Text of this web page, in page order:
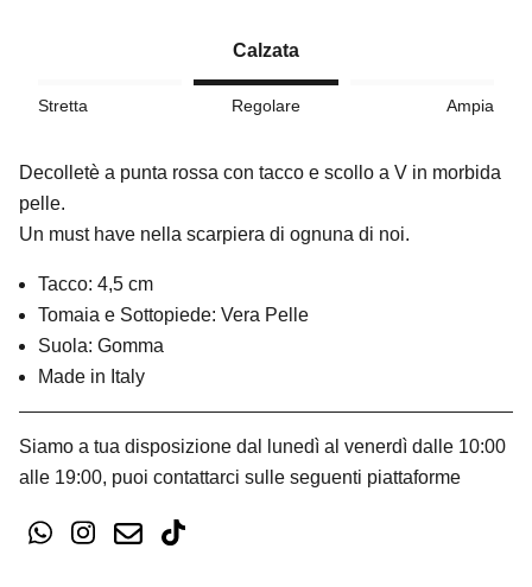
Calzata
Stretta Regolare Ampia
Decolletè a punta rossa con tacco e scollo a V in morbida
pelle.
Un must have nella scarpiera di ognuna di noi.
Tacco: 4,5 cm
Tomaia e Sottopiede: Vera Pelle
Suola: Gomma
Made in Italy
Siamo a tua disposizione dal lunedì al venerdì dalle 10:00
alle 19:00, puoi contattarci sulle seguenti piattaforme